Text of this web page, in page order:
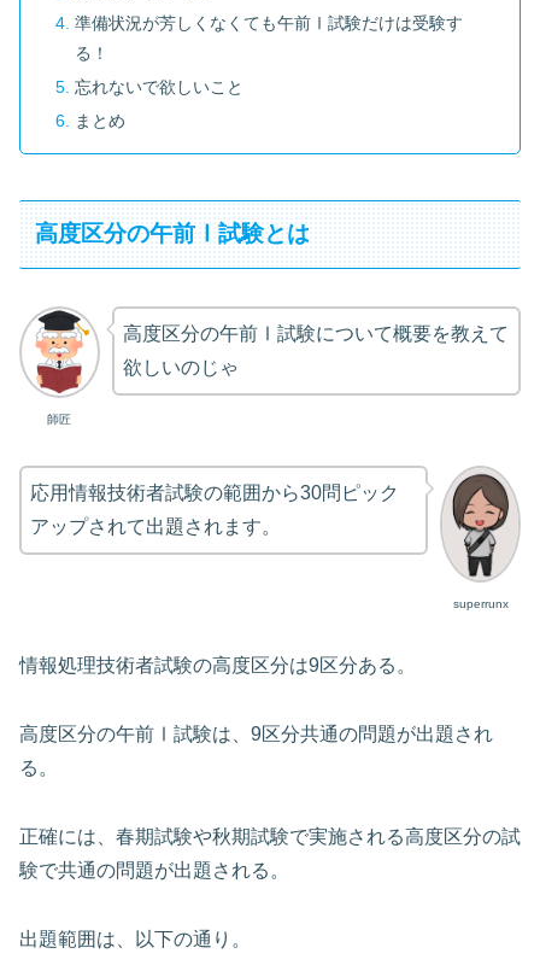
準備状況が芳しくなくても午前Ⅰ試験だけは受験す
る！
忘れないで欲しいこと
まとめ
高度区分の午前Ⅰ試験とは
師匠
高度区分の午前Ⅰ試験について概要を教えて
欲しいのじゃ
superrunx
応用情報技術者試験の範囲から30問ピック
アップされて出題されます。
情報処理技術者試験の高度区分は9区分ある。
高度区分の午前Ⅰ試験は、9区分共通の問題が出題され
る。
正確には、春期試験や秋期試験で実施される高度区分の試
験で共通の問題が出題される。
出題範囲は、以下の通り。